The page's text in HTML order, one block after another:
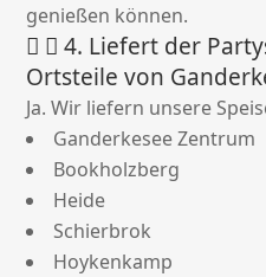
genießen können.
4. Liefert der
Ortsteile von
Ja. Wir liefern unsere
Ganderkesee Zentrum
Bookholzberg
Heide
Schierbrok
Hoykenkamp